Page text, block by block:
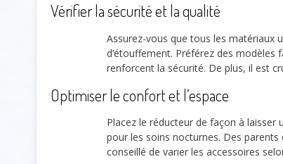
Vérifier la sécurité et la qualité
Assurez-vous que tous les matériaux
d’étouffement. Préférez des
renforcent la sécurité. De plus, il est
Optimiser le confort et l’espace
Placez le réducteur de façon à
pour les soins nocturnes. Des
conseillé de varier les accessoires